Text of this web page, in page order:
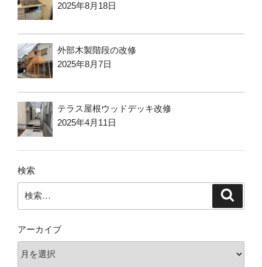
2025年8月18日
外部木製階段の改修
2025年8月7日
テラス屋根ウッドデッキ改修
2025年4月11日
検索
索:
アーカイブ
ー